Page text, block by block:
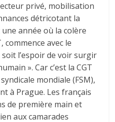
privé, mobilisation
détricotant la
année où la colère
commence avec le
soit l’espoir de voir surgir
». Car c’est la CGT
mondiale (FSM),
à Prague. Les français
de première main et
aux camarades